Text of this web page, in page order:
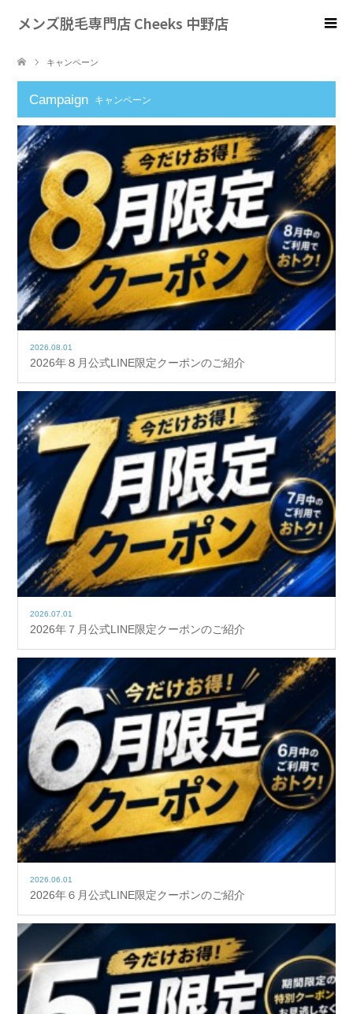
メンズ脱毛専門店 Cheeks 中野店
キャンペーン
Campaign キャンペーン
2026.08.01
2026年８月公式LINE限定クーポンのご紹介
2026.07.01
2026年７月公式LINE限定クーポンのご紹介
2026.06.01
2026年６月公式LINE限定クーポンのご紹介